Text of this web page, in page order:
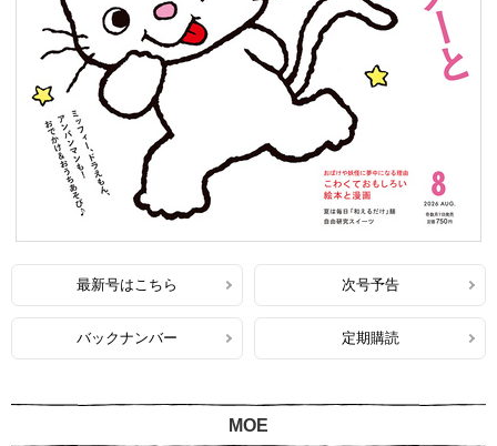
最新号はこちら 次号予告
バックナンバー 定期購読
MOE